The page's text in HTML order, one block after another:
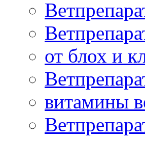
от блох и
витамины